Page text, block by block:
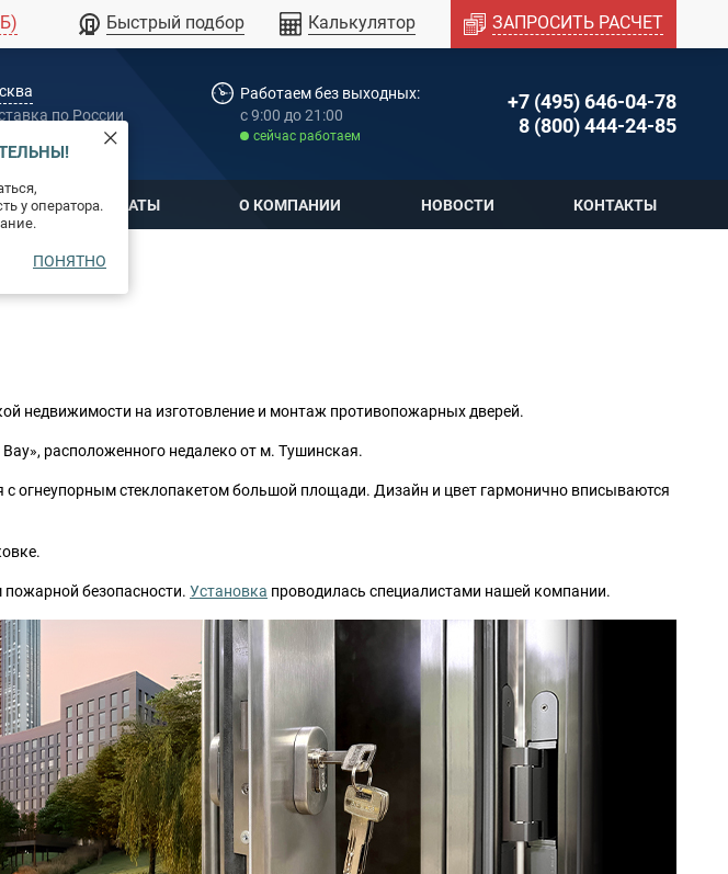
Быстрый подбор Калькулятор ЗАПРОСИТЬ РАСЧЕТ
по России
Работаем без выходных:
c 9:00 до 21:00
cейчас работаем
+7 (495) 646-04-78
8 (800) 444-24-85
СЕРТИФИКАТЫ О КОМПАНИИ НОВОСТИ КОНТАКТЫ
у оператора.
ПОНЯТНО
недвижимости на изготовление и монтаж противопожарных дверей.
расположенного недалеко от м. Тушинская.
стеклопакетом большой площади. Дизайн и цвет гармонично вписываются
безопасности. Установка проводилась специалистами нашей компании.